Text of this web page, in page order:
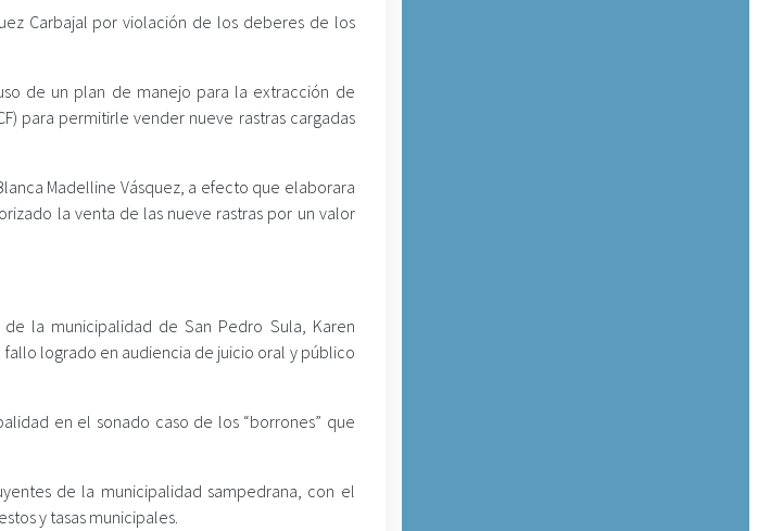
Carbajal por violación de los deberes de los
de un plan de manejo para la extracción de
para permitirle vender nueve rastras cargadas
Madelline Vásquez, a efecto que elaborara
la venta de las nueve rastras por un valor
la municipalidad de San Pedro Sula, Karen
logrado en audiencia de juicio oral y público
en el sonado caso de los “borrones” que
de la municipalidad sampedrana, con el
y tasas municipales.